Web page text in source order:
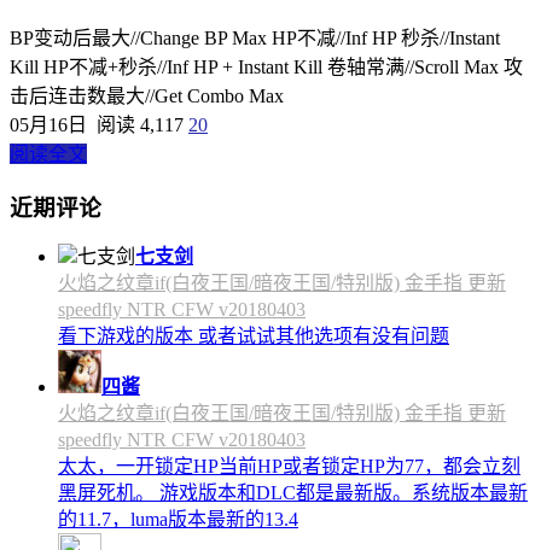
BP变动后最大//Change BP Max HP不减//Inf HP 秒杀//Instant
Kill HP不减+秒杀//Inf HP + Instant Kill 卷轴常满//Scroll Max 攻
击后连击数最大//Get Combo Max
05月16日
阅读 4,117 20
阅读全文
近期评论
七支剑
火焰之纹章if(白夜王国/暗夜王国/特别版) 金手指 更新
speedfly NTR CFW v20180403
看下游戏的版本 或者试试其他选项有没有问题
四酱
火焰之纹章if(白夜王国/暗夜王国/特别版) 金手指 更新
speedfly NTR CFW v20180403
太太，一开锁定HP当前HP或者锁定HP为77，都会立刻
黑屏死机。 游戏版本和DLC都是最新版。系统版本最新
的11.7，luma版本最新的13.4